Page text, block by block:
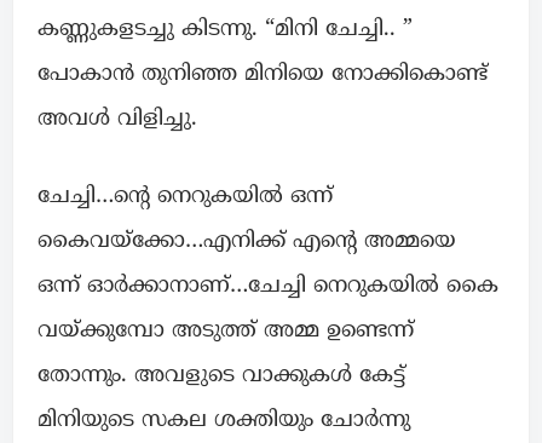
കണ്ണുകളടച്ചു കിടന്നു. “മിനി ചേച്ചി.. ”
പോകാൻ തുനിഞ്ഞ മിനിയെ നോക്കികൊണ്ട്
അവൾ വിളിച്ചു.
ചേച്ചി…ന്റെ നെറുകയിൽ ഒന്ന്
കൈവയ്‌ക്കോ…എനിക്ക് എന്റെ അമ്മയെ
ഒന്ന് ഓർക്കാനാണ്…ചേച്ചി നെറുകയിൽ കൈ
വയ്ക്കുമ്പോ അടുത്ത് അമ്മ ഉണ്ടെന്ന്
തോന്നും. അവളുടെ വാക്കുകൾ കേട്ട്
മിനിയുടെ സകല ശക്തിയും ചോർന്നു